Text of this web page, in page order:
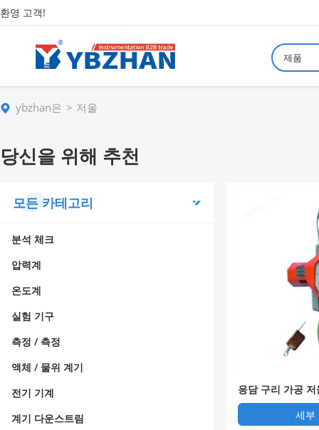
환영 고객!
제품
ybzhan은 저울
당신을 위해 추천
모든 카테고리
분석 체크
압력계
온도계
실험 기구
측정 / 측정
액체 / 물위 계기
전기 기계
계기 다운스트림
응담 구리 가공 저
세부